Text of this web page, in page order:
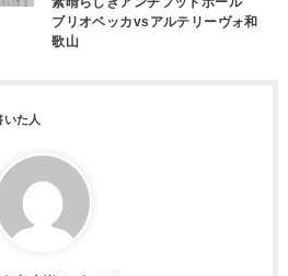
ブリオベッカvsアルテリーヴォ和
歌山